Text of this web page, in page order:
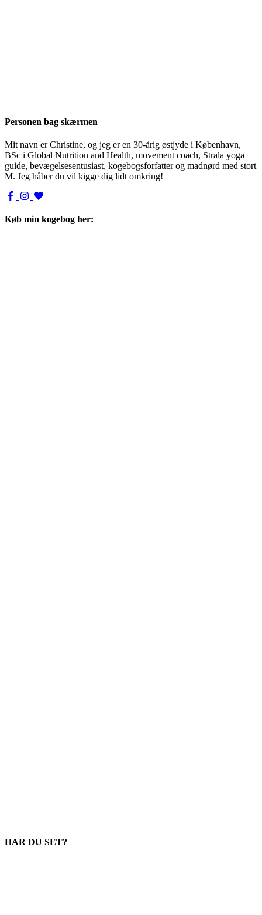
Personen bag skærmen
Mit navn er Christine, og jeg er en 30-årig østjyde i København,
BSc i Global Nutrition and Health, movement coach, Strala yoga
guide, bevægelsesentusiast, kogebogsforfatter og madnørd med stort
M. Jeg håber du vil kigge dig lidt omkring!
Køb min kogebog her:
HAR DU SET?